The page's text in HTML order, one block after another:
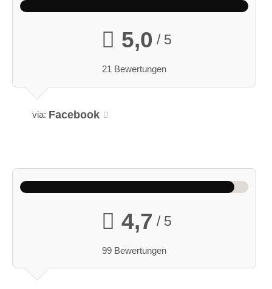
5,0 / 5
21 Bewertungen
via: Facebook
4,7 / 5
99 Bewertungen